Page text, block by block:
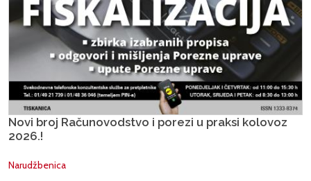
Novi broj Računovodstvo i porezi u praksi kolovoz
2026.!
Narudžbenica